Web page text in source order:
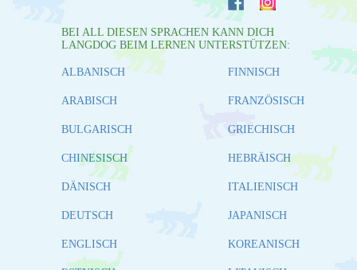
BEI ALL DIESEN SPRACHEN KANN DICH
LANGDOG BEIM LERNEN UNTERSTÜTZEN:
ALBANISCH
ARABISCH
BULGARISCH
CHINESISCH
DÄNISCH
DEUTSCH
ENGLISCH
FINNISCH
FRANZÖSISCH
GRIECHISCH
HEBRÄISCH
ITALIENISCH
JAPANISCH
KOREANISCH